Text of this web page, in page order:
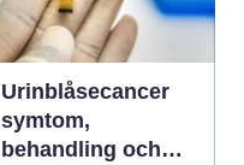
Urinblåsecancer
symtom,
behandling och